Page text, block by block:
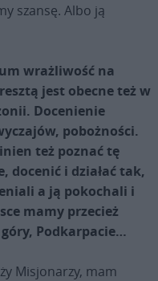
szansę. Albo ją
wrażliwość na
jest obecne też w
Docenienie
pobożności.
też poznać tę
docenić i działać tak,
a ją pokochali i
mamy przecież
Podkarpacie…
Misjonarzy, mam